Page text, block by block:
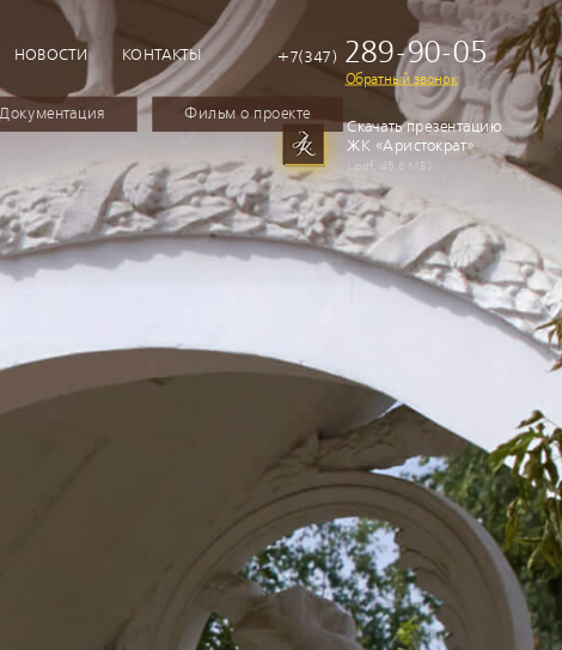
Документация Фильм о проекте
НОВОСТИ КОНТАКТЫ +7(347)289-90-05
Обратный звонок
Скачать презентацию
ЖК «Аристократ»
(.pdf, 45,6 МБ)